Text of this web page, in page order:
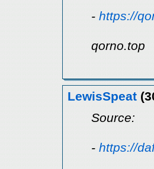
- https://
qorno.top
LewisSpeat
Source:
- https://